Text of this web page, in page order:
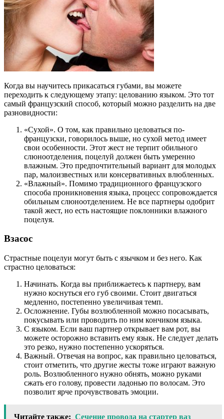
Когда вы научитесь прикасаться губами, вы можете
переходить к следующему этапу: целованию языком. Это тот
самый французский способ, который можно разделить на две
разновидности:
«Сухой». О том, как правильно целоваться по-
французски, говорилось выше, но сухой метод имеет
свои особенности. Этот жест не терпит обильного
слюноотделения, поцелуй должен быть умеренно
влажным. Это предпочтительный вариант для молодых
пар, малоизвестных или консервативных влюбленных.
«Влажный». Помимо традиционного французского
способа проникновения языка, процесс сопровождается
обильным слюноотделением. Не все партнеры одобрит
такой жест, но есть настоящие поклонники влажного
поцелуя.
Взасос
Страстные поцелуи могут быть с язычком и без него. Как
страстно целоваться:
Начинать. Когда вы приближаетесь к партнеру, вам
нужно коснуться его губ своими. Стоит двигаться
медленно, постепенно увеличивая темп.
Осложнение. Губы возлюбленной можно посасывать,
покусывать или проводить по ним кончиком языка.
С языком. Если ваш партнер открывает вам рот, вы
можете осторожно вставить ему язык. Не следует делать
это резко, нужно постепенно ускоряться.
Важный. Отвечая на вопрос, как правильно целоваться,
стоит отметить, что другие жесты тоже играют важную
роль. Возлюбленного нужно обнять, можно руками
сжать его голову, провести ладонью по волосам. Это
позволит ярче прочувствовать эмоции.
Читайте также: Сечение провода на стартер ваз